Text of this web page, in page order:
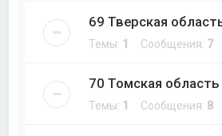
69 Тверская
Темы: 1 Сообщения: 7
70 Томская область
Темы: 1 Сообщения: 8